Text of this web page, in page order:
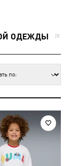
ОДЕЖДЫ
28